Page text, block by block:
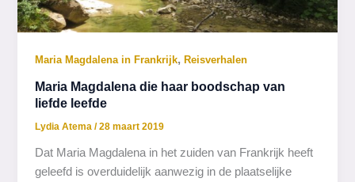
Maria Magdalena in Frankrijk,Reisverhalen
Maria Magdalena die haar boodschap van
liefde leefde
Lydia Atema/28 maart 2019
Dat Maria Magdalena in het zuiden van Frankrijk heeft
geleefd is overduidelijk aanwezig in de plaatselijke